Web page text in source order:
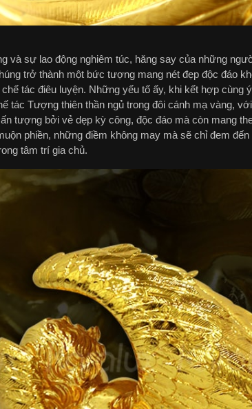
và sự lao động nghiêm túc, hăng say của những
trở thành một bức tượng mang nét đẹp độc đáo
tác điêu luyện. Những yếu tố ấy, khi kết hợp
tác Tượng thiên thần ngủ trong đôi cánh mạ vàng,
tượng bởi vẻ dẹp kỳ công, độc đáo mà còn mang
phiền, những điềm không may mà sẽ chỉ đem
tâm trí gia chủ.